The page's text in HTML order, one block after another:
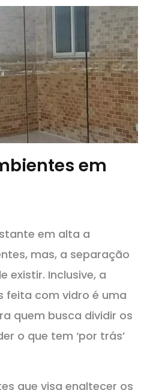
em
em alta a
mas, a separação
existir. Inclusive, a
feita com vidro é uma
quem busca dividir os
o que tem ‘por trás’
que visa enaltecer os